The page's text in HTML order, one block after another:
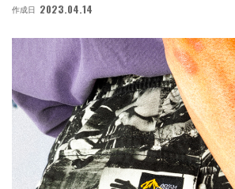
作成日 2023.04.14